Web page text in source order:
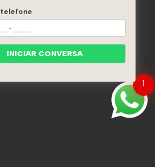
telefone
INICIAR CONVERSA